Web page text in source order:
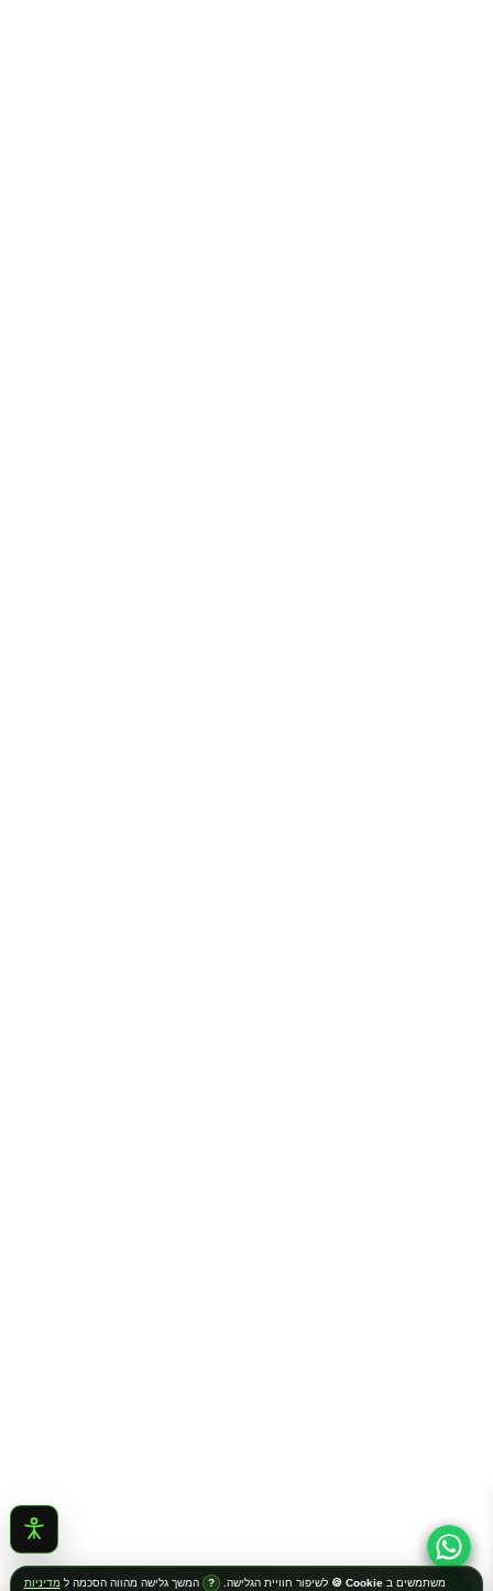
משתמשים בCookie 🍪 לשיפור חוויית הגלישה. ? המשך גלישה מהווה הסכמה ל מדיניות